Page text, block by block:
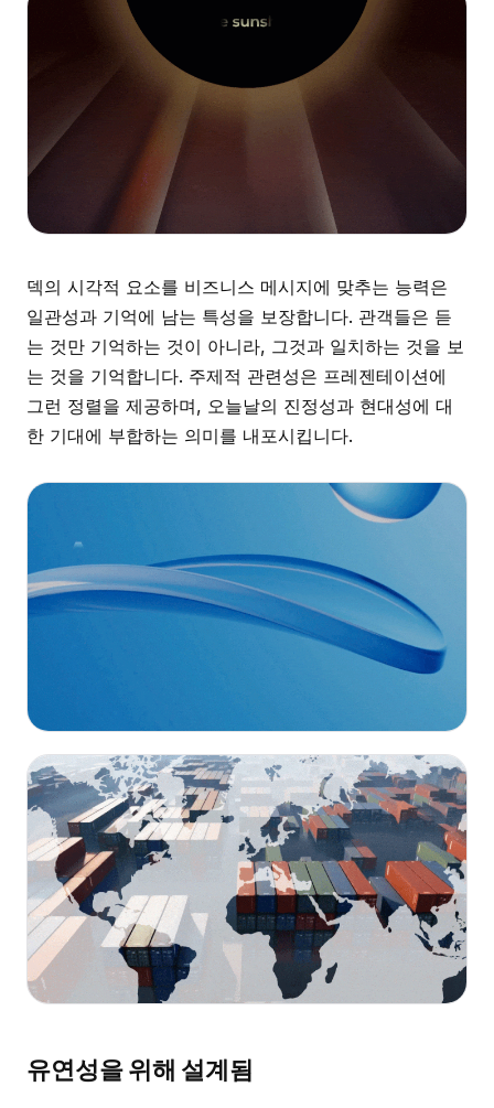
덱의 시각적 요소를 비즈니스 메시지에 맞추는 능력은
일관성과 기억에 남는 특성을 보장합니다. 관객들은 듣
는 것만 기억하는 것이 아니라, 그것과 일치하는 것을 보
는 것을 기억합니다. 주제적 관련성은 프레젠테이션에
그런 정렬을 제공하며, 오늘날의 진정성과 현대성에 대
한 기대에 부합하는 의미를 내포시킵니다.
유연성을 위해 설계됨